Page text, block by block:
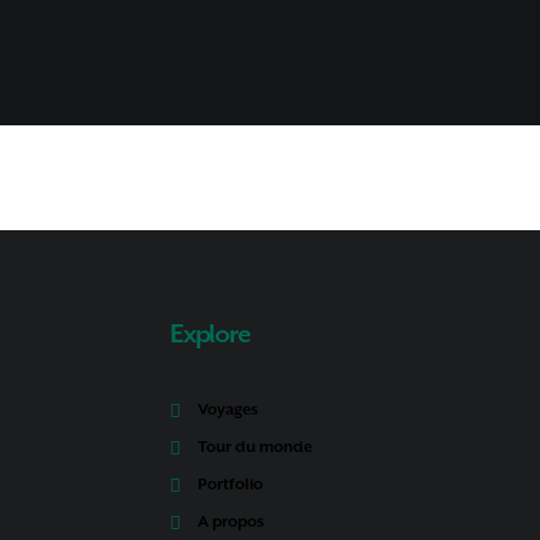
Explore
Voyages
Tour du monde
Portfolio
A propos